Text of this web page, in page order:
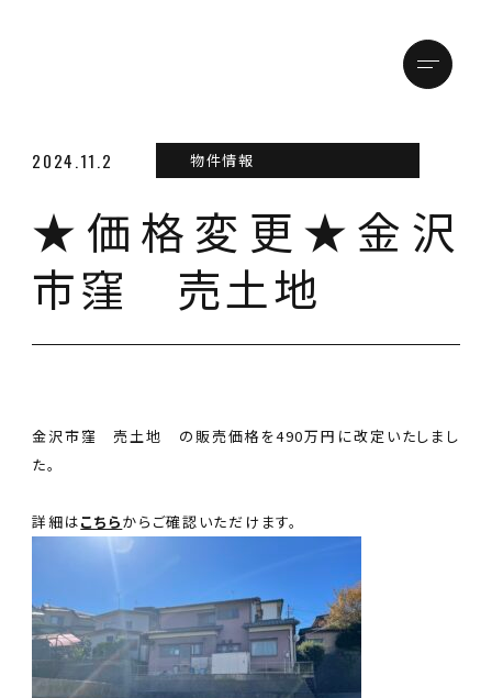
メニュ
トップページ
店舗情報
金沢本店
松本支店
売りたい方
会社案内
スタッフ紹介
お知らせ
2024.11.2 物件情報
★価格変更★金沢
市窪 売土地
金沢市窪 売土地 の販売価格を490万円に改定いたしまし
た。
詳細はこちらからご確認いただけます。